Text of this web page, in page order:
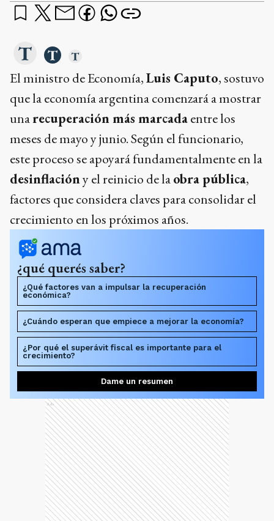
El ministro de Economía,Luis Caputo, sostuvo
que la economía argentina comenzará a mostrar
unarecuperación más marcadaentre los
meses de mayo y junio. Según el funcionario,
este proceso se apoyará fundamentalmente en la
desinflacióny el reinicio de laobra pública,
factores que considera claves para consolidar el
crecimiento en los próximos años.
¿qué querés saber?
¿Qué factores van a impulsar la recuperación
económica?
¿Cuándo esperan que empiece a mejorar la economía?
¿Por qué el superávit fiscal es importante para el
crecimiento?
Dame un resumen
Ads